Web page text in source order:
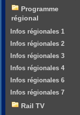
Programme
régional
Infos régionales 1
Infos régionales 2
Infos régionales 3
Infos régionales 4
Infos régionales 6
Infos régionales 7
Rail TV